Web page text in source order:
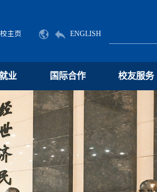
主页 ENGLISH
业 国际合作 校友服务